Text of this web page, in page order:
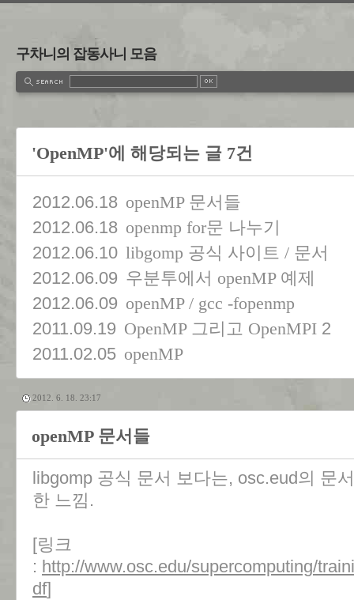
구차니의 잡동사니 모음
'OpenMP'에 해당되는 글 7건
2012.06.18 openMP 문서들
2012.06.18 openmp for문 나누기
2012.06.10 libgomp 공식 사이트 / 문서
2012.06.09 우분투에서 openMP 예제
2012.06.09 openMP / gcc -fopenmp
2011.09.19 OpenMP 그리고 OpenMPI 2
2011.02.05 openMP
2012. 6. 18. 23:17
openMP 문서들
libgomp 공식 문서 보다는, osc.eud의 문
한 느낌.
[링크
: http://www.osc.edu/supercomputing/
df]